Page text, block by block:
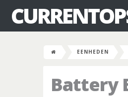
EENHEDEN
Battery